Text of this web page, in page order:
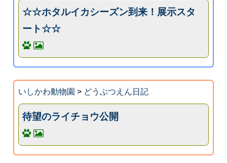
☆☆ホタルイカシーズン到来！展示スタ
ート☆☆
いしかわ動物園 > どうぶつえん日記
待望のライチョウ公開